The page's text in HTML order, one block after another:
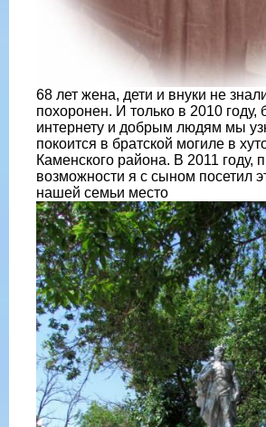
68 лет жена, дети и внуки не
похоронен. И только в 2010 году,
интернету и добрым людям мы
покоится в братской могиле в
Каменского района. В 2011 году,
возможности я с сыном посетил
нашей семьи место